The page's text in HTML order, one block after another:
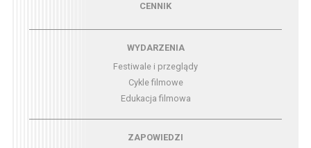
CENNIK
Menu - wydarzeniaWYDARZENIA
Festiwale i przeglądy
Cykle filmowe
Edukacja filmowa
Menu - zapowiedziZAPOWIEDZI